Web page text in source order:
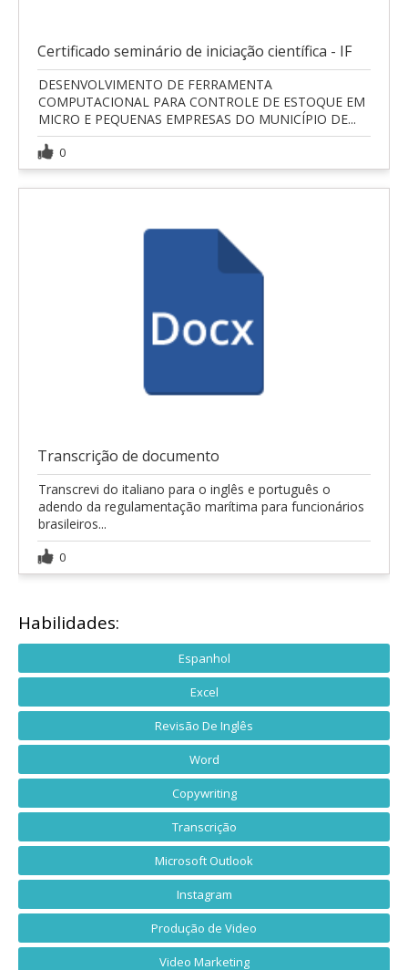
Certificado seminário de iniciação científica - IF
DESENVOLVIMENTO DE FERRAMENTA
COMPUTACIONAL PARA CONTROLE DE ESTOQUE EM
MICRO E PEQUENAS EMPRESAS DO MUNICÍPIO DE...
0
Transcrição de documento
Transcrevi do italiano para o inglês e português o
adendo da regulamentação marítima para funcionários
brasileiros...
0
Habilidades:
Espanhol
Excel
Revisão De Inglês
Word
Copywriting
Transcrição
Microsoft Outlook
Instagram
Produção de Video
Video Marketing